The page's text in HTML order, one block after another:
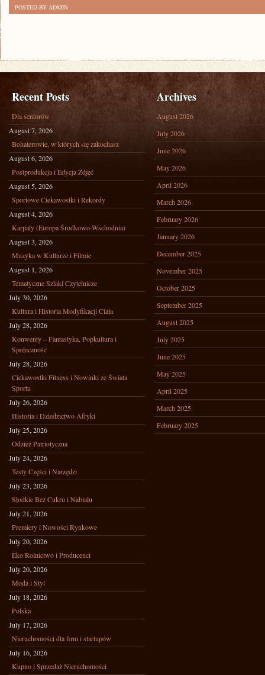
POSTED BY ADMIN
Recent Posts
Dla seniorów
August 7, 2026
Bohaterowie, w których się zakochasz
August 6, 2026
Postprodukcja i Edycja Zdjęć
August 5, 2026
Sportowe Ciekawostki i Rekordy
August 4, 2026
Karpaty (Europa Środkowo-Wschodnia)
August 3, 2026
Muzyka w Kulturze i Filmie
August 1, 2026
Tematyczne Szlaki Czytelnicze
July 30, 2026
Kultura i Historia Modyfikacji Ciała
July 28, 2026
Konwenty – Fantastyka, Popkultura i
Społeczność
July 28, 2026
Ciekawostki Fitness i Nowinki ze Świata
Sportu
July 26, 2026
Historia i Dziedzictwo Afryki
July 25, 2026
Odzież Patriotyczna
July 24, 2026
Testy Części i Narzędzi
July 23, 2026
Słodkie Bez Cukru i Nabiału
July 21, 2026
Premiery i Nowości Rynkowe
July 20, 2026
Eko Rolnictwo i Producenci
July 20, 2026
Moda i Styl
July 18, 2026
Polska
July 17, 2026
Nieruchomości dla firm i startupów
July 16, 2026
Kupno i Sprzedaż Nieruchomości
Archives
August 2026
July 2026
June 2026
May 2026
April 2026
March 2026
February 2026
January 2026
December 2025
November 2025
October 2025
September 2025
August 2025
July 2025
June 2025
May 2025
April 2025
March 2025
February 2025